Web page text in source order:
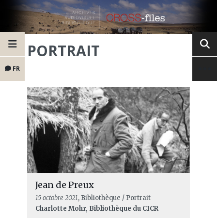
FR
PORTRAIT
Jean de Preux
15 octobre 2021, Bibliothèque / Portrait
Charlotte Mohr, Bibliothèque du CICR